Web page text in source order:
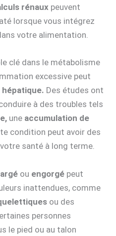
rénaux peuvent
lorsque vous intégrez
votre alimentation.
clé dans le métabolisme
excessive peut
Des études ont
à des troubles tels
une accumulation de
condition peut avoir des
santé à long terme.
ou engorgé peut
inattendues, comme
ou des
personnes
le pied ou au talon